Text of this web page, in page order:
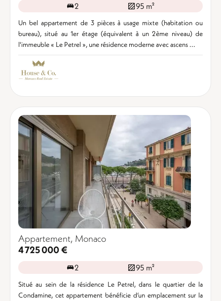
2 95 m²
Un bel appartement de 3 pièces à usage mixte (habitation ou
bureau), situé au 1er étage (équivalent à un 2ème niveau) de
l'immeuble « Le Petrel », une résidence moderne avec ascens ...
Appartement, Monaco
4 725 000 €
2 95 m²
Situé au sein de la résidence Le Petrel, dans le quartier de la
Condamine, cet appartement bénéficie d’un emplacement sur la